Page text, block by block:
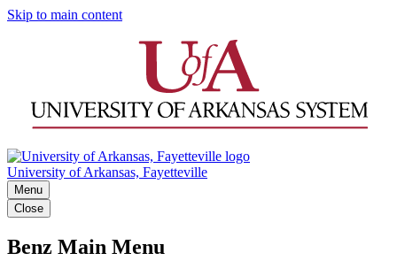
Skip to main content
University of Arkansas, Fayetteville
Menu
Close
Benz Main Menu